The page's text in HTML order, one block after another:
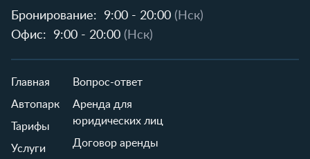
Бронирование: 9:00 - 20:00 (Нск)
Офис:
9:00 - 20:00 (Нск)
Главная
Автопарк
Тарифы
Услуги
Вопрос-ответ
Аренда для
юридических лиц
Договор аренды